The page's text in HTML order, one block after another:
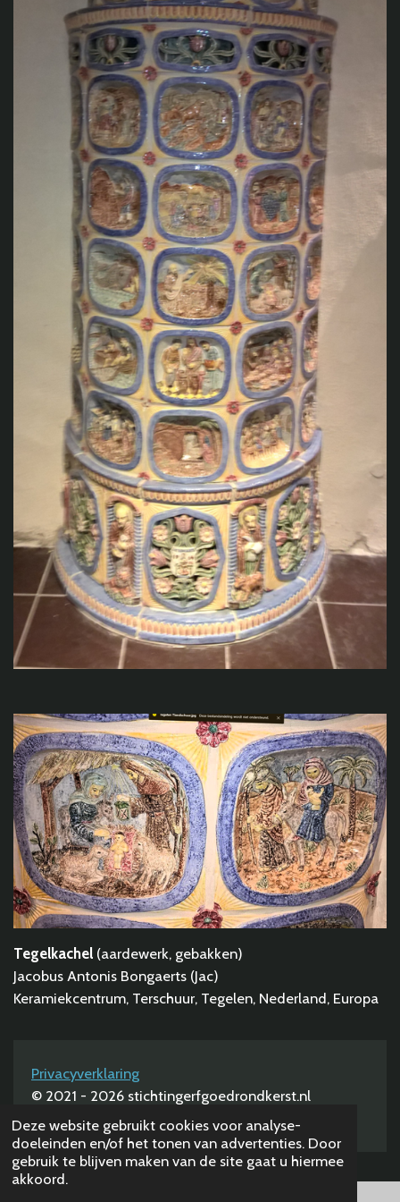
Deze website gebruikt cookies voor analyse-
doeleinden en/of het tonen van advertenties. Door
gebruik te blijven maken van de site gaat u hiermee
akkoord.
Tegelkachel (aardewerk, gebakken)
Jacobus Antonis Bongaerts (Jac)
Keramiekcentrum, Terschuur, Tegelen, Nederland, Europa
Privacyverklaring
© 2021 - 2026 stichtingerfgoedrondkerst.nl
Powered by JouwWeb